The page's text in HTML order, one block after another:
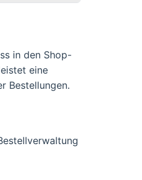
in den Shop-
eine
Bestellungen.